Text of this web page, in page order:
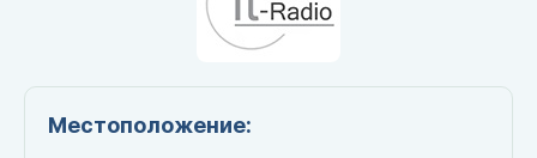
Местоположение: